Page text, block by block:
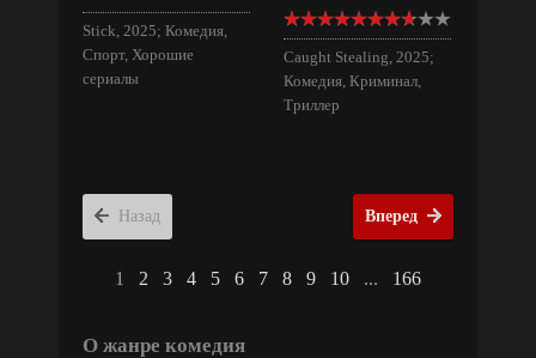
Stick, 2025; Комедия,
Спорт, Хорошие
сериалы
Caught Stealing, 2025;
Комедия, Криминал,
Триллер
Назад Вперед
1 2 3 4 5 6 7 8 9 10 ... 166
О жанре комедия